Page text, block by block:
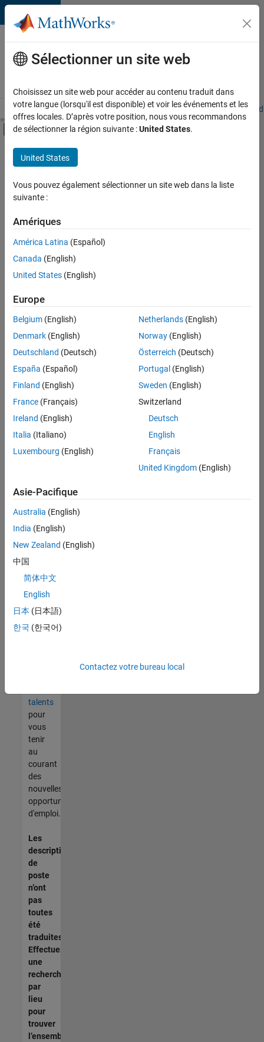
Passer au contenu
Votre
carrière
chez
Accueil Explorer nos opportunités Adresses de nos bureaux
Activer/désactiver l'affichage du menu
Contenu principal
FILTRER PAR
Technologies de l’information
Ventes commerciales
Ventes pour l'éducation
Actuellement,
aucune
offre
d'emploi
correspondant
à vos
critères
de
recherche.
Vous
pouvez
élargir
votre
recherche
ou
afficher
l’ensemble
d'emploi.
malgré
tout
vous
trouvez
pas
d'offre
corresponde
à vos
talents
pour
vous
tenir
au
courant
des
nouvelles
opportunités
d'emploi.
Les
descriptions
de
poste
n’ont
pas
toutes
été
traduites.
Effectuez
une
recherche
par
lieu
pour
trouver
l’ensemble
Sélectionner un site web
Choisissez un site web pour accéder au contenu traduit dans
votre langue (lorsqu'il est disponible) et voir les événements et les
offres locales. D’après votre position, nous vous recommandons
de sélectionner la région suivante :United States.
United States
Vous pouvez également sélectionner un site web dans la liste
suivante :
Amériques
América Latina (Español)
Canada (English)
United States (English)
Europe
Belgium (English)
Denmark (English)
Deutschland (Deutsch)
España (Español)
Finland (English)
France (Français)
Ireland (English)
Italia (Italiano)
Luxembourg (English)
Netherlands(English)
Norway(English)
Österreich (Deutsch)
Portugal (English)
Sweden (English)
Switzerland
Deutsch
English
Français
United Kingdom(English)
Asie-Pacifique
Australia (English)
India (English)
New Zealand (English)
中国
简体中文
English
日本 (日本語)
한국 (한국어)
Contactez votre bureau local